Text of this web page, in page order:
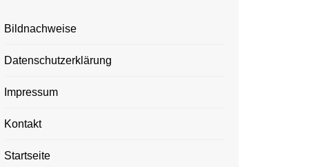
Bildnachweise
Datenschutzerklärung
Impressum
Kontakt
Startseite